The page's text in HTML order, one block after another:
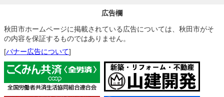
広告欄
秋田市ホームページに掲載されている広告については、秋田市がそ
の内容を保証するものではありません。
[バナー広告について]